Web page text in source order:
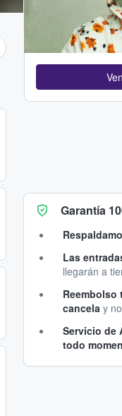
Garantía
Las
llegarán a
Reembolso
cancela y
Servicio de
todo